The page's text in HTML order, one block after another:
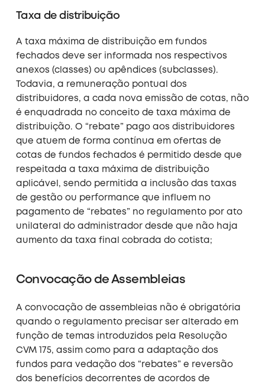
Taxa de distribuição
A taxa máxima de distribuição em fundos
fechados deve ser informada nos respectivos
anexos (classes) ou apêndices (subclasses).
Todavia, a remuneração pontual dos
distribuidores, a cada nova emissão de cotas, não
é enquadrada no conceito de taxa máxima de
distribuição. O “rebate” pago aos distribuidores
que atuem de forma contínua em ofertas de
cotas de fundos fechados é permitido desde que
respeitada a taxa máxima de distribuição
aplicável, sendo permitida a inclusão das taxas
de gestão ou performance que influem no
pagamento de “rebates” no regulamento por ato
unilateral do administrador desde que não haja
aumento da taxa final cobrada do cotista;
Convocação de Assembleias
A convocação de assembleias não é obrigatória
quando o regulamento precisar ser alterado em
função de temas introduzidos pela Resolução
CVM 175, assim como para a adaptação dos
fundos para vedação dos “rebates” e reversão
dos benefícios decorrentes de acordos de